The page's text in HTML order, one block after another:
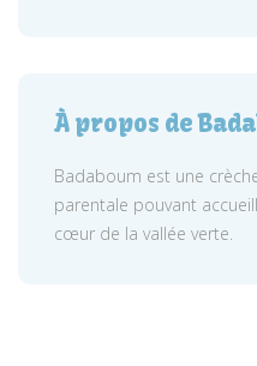
À propos de
Badaboum est une
parentale pouvant
cœur de la vallée verte.